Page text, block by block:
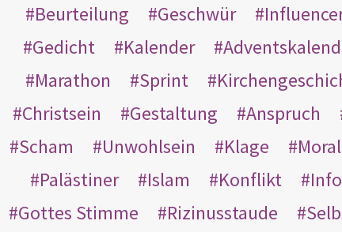
Beurteilung
Geschwür
Gedicht
Kalender
Marathon
Sprint
Christsein
Gestaltung Anspruch
Scham
Unwohlsein Klage Moral
Palästiner
Islam Konflikt
Gottes Stimme
Rizinusstaude